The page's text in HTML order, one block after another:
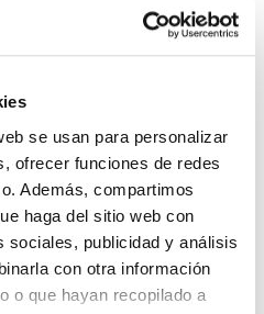
se usan para personalizar
ofrecer funciones de redes
Además, compartimos
haga del sitio web con
sociales, publicidad y análisis
con otra información
o que hayan recopilado a
cuidado y soporte
trastorno mental severo o grave
marginación y exclusión
de alojamiento en La
de Bankia se enmarca en el
proyecto social
por el cual